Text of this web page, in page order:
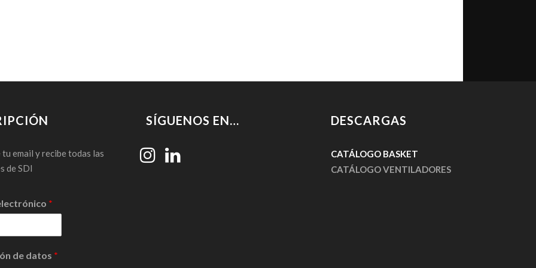
email y recibe todas las
de SDI
*
de datos *
SÍGUENOS EN… DESCARGAS
CATÁLOGO BASKET
CATÁLOGO VENTILADORES